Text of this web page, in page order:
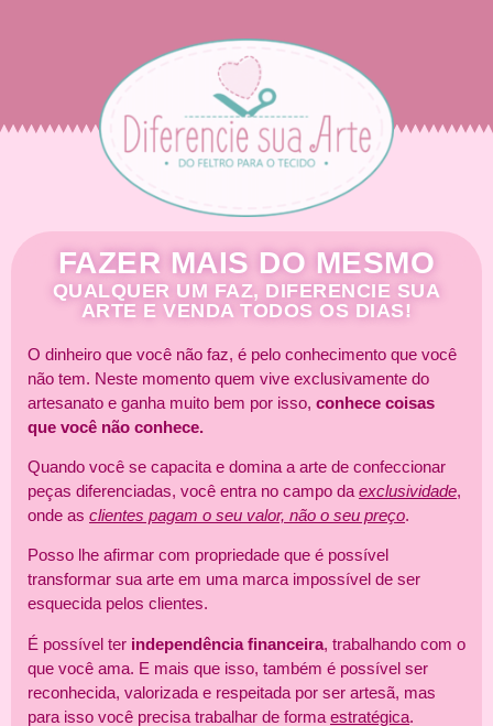
FAZER MAIS DO MESMO
QUALQUER UM FAZ, DIFERENCIE SUA
ARTE E VENDA TODOS OS DIAS!
O dinheiro que você não faz, é pelo conhecimento que você
não tem. Neste momento quem vive exclusivamente do
artesanato e ganha muito bem por isso, conhece coisas
que você não conhece.
Quando você se capacita e domina a arte de confeccionar
peças diferenciadas, você entra no campo da exclusividade,
onde as clientes pagam o seu valor, não o seu preço.
Posso lhe afirmar com propriedade que é possível
transformar sua arte em uma marca impossível de ser
esquecida pelos clientes.
É possível ter independência financeira, trabalhando com o
que você ama. E mais que isso, também é possível ser
reconhecida, valorizada e respeitada por ser artesã, mas
para isso você precisa trabalhar de forma estratégica.